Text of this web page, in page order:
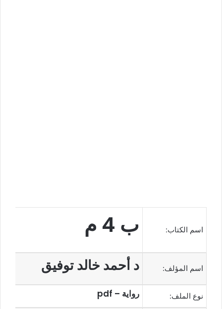
اسم الكتاب: ب 4 م
اسم المؤلف: د أحمد خالد توفيق
نوع الملف: رواية – pdf